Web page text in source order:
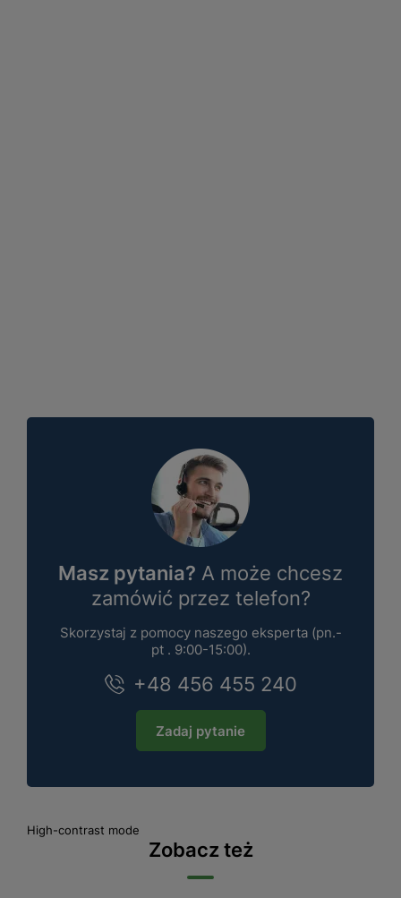
Masz pytania? A może chcesz
zamówić przez telefon?
Skorzystaj z pomocy naszego eksperta (pn.-
pt . 9:00-15:00).
+48 456 455 240
Zadaj pytanie
High-contrast mode
Zobacz też